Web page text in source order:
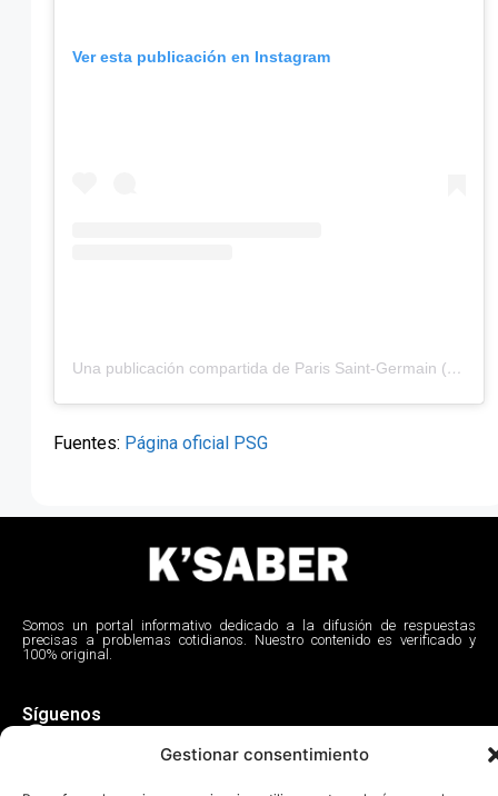
Gestionar consentimiento
Ver esta publicación en Instagram
Una publicación compartida de Paris Saint-Germain (@psg)
Fuentes: Página oficial PSG
Somos un portal informativo dedicado a la difusión de respuestas
precisas a problemas cotidianos. Nuestro contenido es verificado y
100% original.
Síguenos